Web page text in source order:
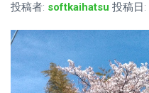
投稿者: softkaihatsu 投稿日: